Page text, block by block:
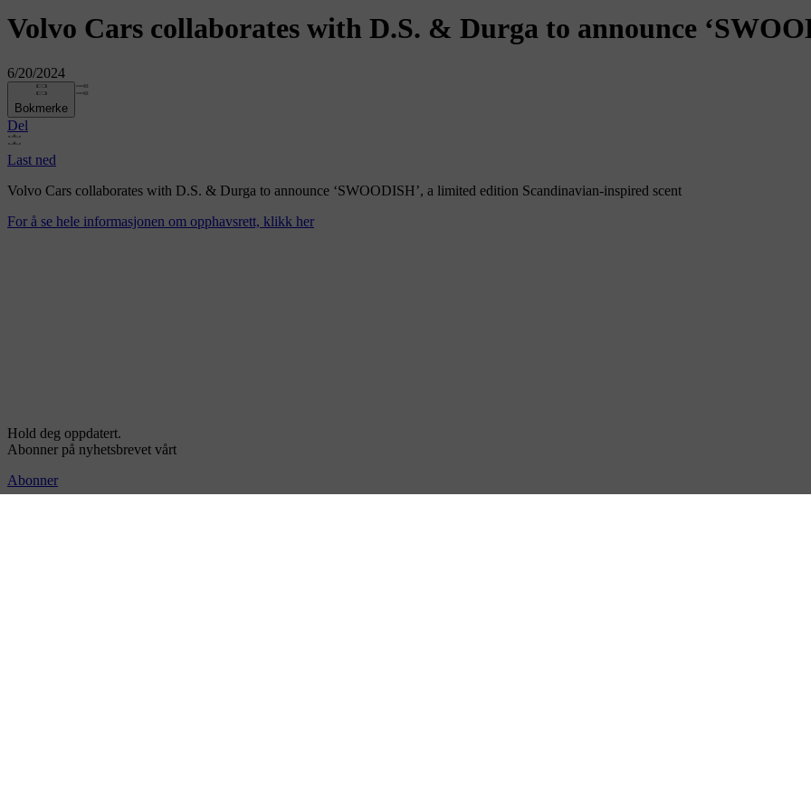
Volvo Cars collaborates with D.S. & Durga to announce
6/20/2024
Bokmerke
Del
Last ned
Volvo Cars collaborates with D.S. & Durga to announce ‘SWOODISH’, a limited edition Scandinavian-inspired scent
For å se hele informasjonen om opphavsrett, klikk her